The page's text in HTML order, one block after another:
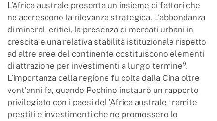
L’Africa australe presenta un insieme di fattori che
ne accrescono la rilevanza strategica. L’abbondanza
di minerali critici, la presenza di mercati urbani in
crescita e una relativa stabilità istituzionale rispetto
ad altre aree del continente costituiscono elementi
di attrazione per investimenti a lungo termine⁹.
L’importanza della regione fu colta dalla Cina oltre
vent’anni fa, quando Pechino instaurò un rapporto
privilegiato con i paesi dell’Africa australe tramite
prestiti e investimenti che ne promossero lo